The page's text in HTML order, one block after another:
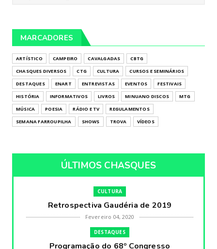
MARCADORES
ARTÍSTICO CAMPEIRO CAVALGADAS
CBTG
CHASQUES DIVERSOS
CTG CULTURA
CURSOS E SEMINÁRIOS
DESTAQUES
ENART ENTREVISTAS EVENTOS
FESTIVAIS
HISTÓRIA
INFORMATIVOS LIVROS MINUANO DISCOS
MTG
MÚSICA
POESIA RÁDIO E TV
REGULAMENTOS
SEMANA FARROUPILHA
SHOWS TROVA VÍDEOS
ÚLTIMOS CHASQUES
CULTURA
Retrospectiva Gaudéria de 2019
Fevereiro 04, 2020
DESTAQUES
Programação do 68º Congresso